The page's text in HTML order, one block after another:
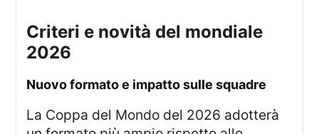
criteri e novità del mondiale
2026
nuovo formato e impatto sulle squadre
La Coppa del Mondo del 2026 adotterà